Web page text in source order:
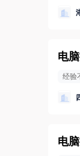
电
经验
电